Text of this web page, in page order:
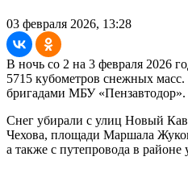
03 февраля 2026, 13:28
В ночь со 2 на 3 февраля 2026
5715 кубометров снежных
бригадами МБУ «Пензавтодор».
Снег убирали с улиц Новый
Чехова, площади Маршала
а также с путепровода в